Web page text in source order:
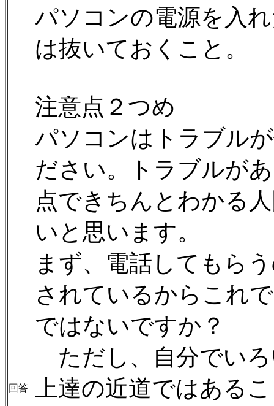
回答
パソコンの電源を入
は抜いておくこと。
注意点２つめ
パソコンはトラブル
ださい。トラブルが
点できちんとわかる
いと思います。
まず、電話してもら
されているからこれ
ではないですか？
ただし、自分でい
上達の近道ではある